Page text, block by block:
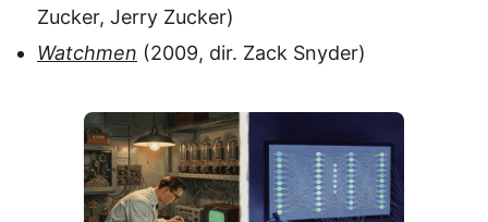
Zucker, Jerry Zucker)
Watchmen (2009, dir. Zack Snyder)